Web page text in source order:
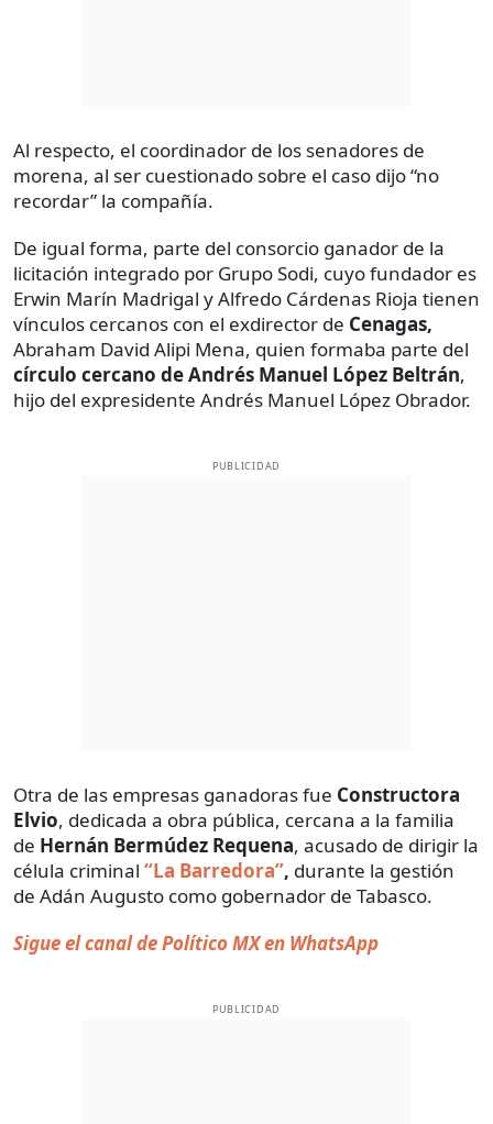
Al respecto, el coordinador de los senadores de
morena, al ser cuestionado sobre el caso dijo “no
recordar” la compañía.
De igual forma, parte del consorcio ganador de la
licitación integrado por Grupo Sodi, cuyo fundador es
Erwin Marín Madrigal y Alfredo Cárdenas Rioja tienen
vínculos cercanos con el exdirector de Cenagas,
Abraham David Alipi Mena, quien formaba parte del
círculo cercano de Andrés Manuel López Beltrán,
hijo del expresidente Andrés Manuel López Obrador.
PUBLICIDAD
Otra de las empresas ganadoras fue Constructora
Elvio, dedicada a obra pública, cercana a la familia
de Hernán Bermúdez Requena, acusado de dirigir la
célula criminal “La Barredora”, durante la gestión
de Adán Augusto como gobernador de Tabasco.
Sigue el canal de Político MX en WhatsApp
PUBLICIDAD